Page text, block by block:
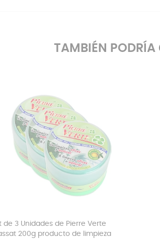
TAMBIÉN PODRÍA
de 3 Unidades de Pierre Verte
200g producto de limpieza